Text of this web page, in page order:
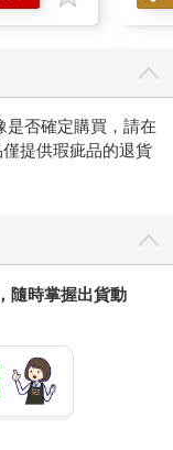
否確定購買，請在
提供瑕疵品的退貨
隨時掌握出貨動